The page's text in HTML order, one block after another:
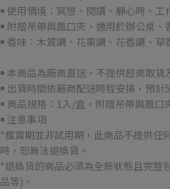
￭ 使用情境：冥想、閱讀、靜心時、工
￭ 附贈吊帶與風口夾，適用於辦公桌、
￭ 香味：木質調、花果調、花香調、草
￭ 本商品為廠商直送，不提供超商取貨
￭ 出貨時間依廠商配送時程安排，預計
￭ 商品規格：1入/盒，附贈吊帶與風口
￭ 注意事項
*鑑賞期並非試用期，此商品不提供任
時，恕無法退換貨。
*退換貨的商品必須為全新狀態且完整
品等)。